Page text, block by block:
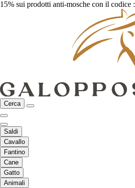
15% sui prodotti anti-mosche con il codice :
Cerca
Saldi
Cavallo
Fantino
Cane
Gatto
Animali